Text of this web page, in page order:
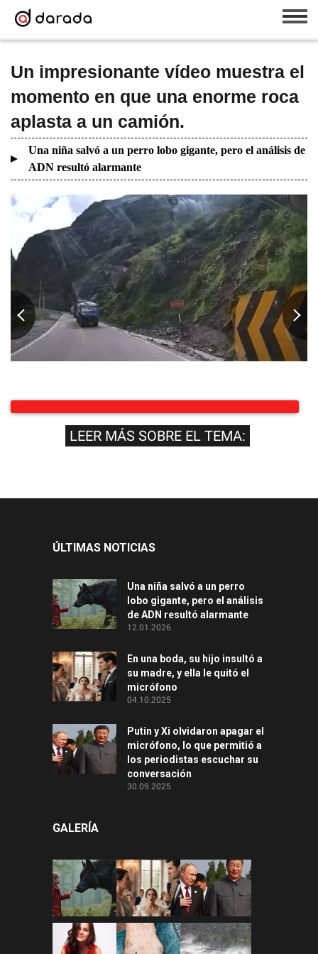
Un impresionante vídeo muestra el
momento en que una enorme roca
aplasta a un camión.
Una niña salvó a un perro lobo gigante, pero el análisis de
ADN resultó alarmante
LEER MÁS SOBRE EL TEMA:
ÚLTIMAS NOTICIAS
Una niña salvó a un perro
lobo gigante, pero el análisis
de ADN resultó alarmante
12.01.2026
En una boda, su hijo insultó a
su madre, y ella le quitó el
micrófono
04.10.2025
Putin y Xi olvidaron apagar el
micrófono, lo que permitió a
los periodistas escuchar su
conversación
30.09.2025
GALERÍA